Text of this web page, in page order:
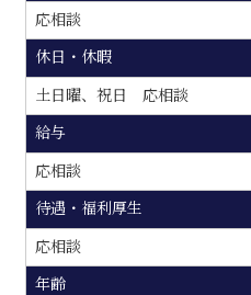
応相談
休日・休暇
土日曜、祝日 応相談
給与
応相談
待遇・福利厚生
応相談
年齢